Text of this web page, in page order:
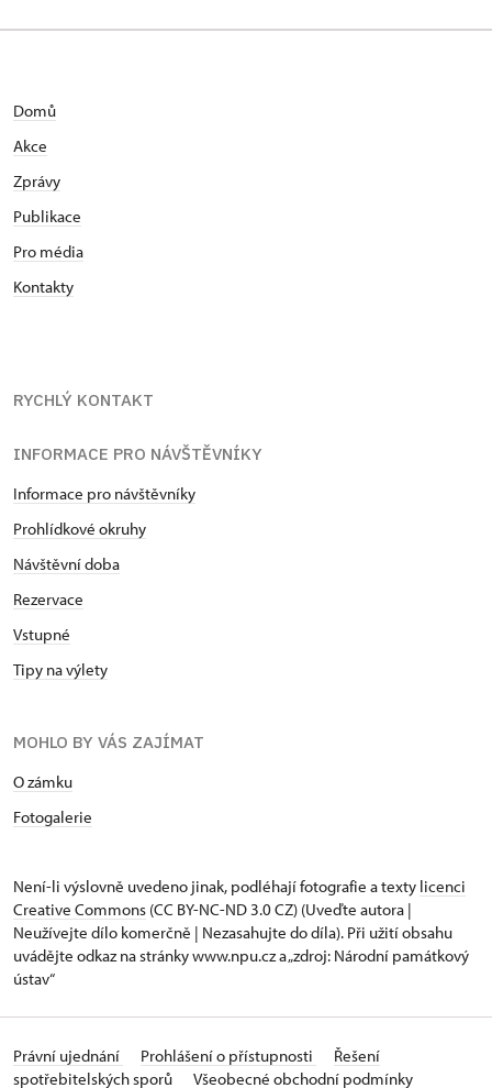
Domů
Akce
Zprávy
Publikace
Pro média
Kontakty
RYCHLÝ KONTAKT
INFORMACE PRO NÁVŠTĚVNÍKY
Informace pro návštěvníky
Prohlídkové okruhy
Návštěvní doba
Rezervace
Vstupné
Tipy na výlety
MOHLO BY VÁS ZAJÍMAT
O zámku
Fotogalerie
Není-li výslovně uvedeno jinak, podléhají fotografie a texty licenci
Creative Commons (CC BY-NC-ND 3.0 CZ) (Uveďte autora |
Neužívejte dílo komerčně | Nezasahujte do díla). Při užití obsahu
uvádějte odkaz na stránky www.npu.cz a „zdroj: Národní památkový
ústav“
Právní ujednání Prohlášení o přístupnosti
Řešení
spotřebitelských sporů
Všeobecné obchodní podmínky